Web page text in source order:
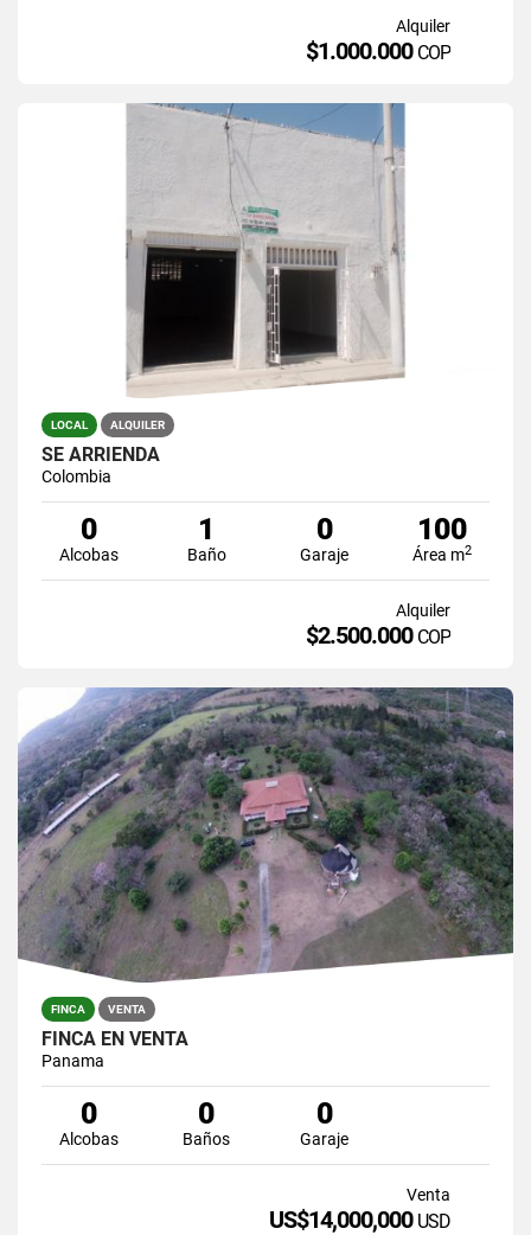
Alquiler
$1.000.000 COP
LOCAL ALQUILER
SE ARRIENDA
Colombia
0
Alcobas
1
Baño
0
Garaje
100
Área m2
Alquiler
$2.500.000 COP
FINCA VENTA
FINCA EN VENTA
Panama
0
Alcobas
0
Baños
0
Garaje
Venta
US$14,000,000 USD